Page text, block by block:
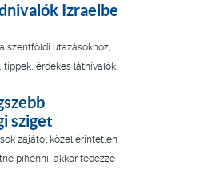
Izraelbe
szentföldi utazásokhoz,
tippek, érdekes látnivalók.
sziget
zajától közel érintetlen
pihenni, akkor fedezze